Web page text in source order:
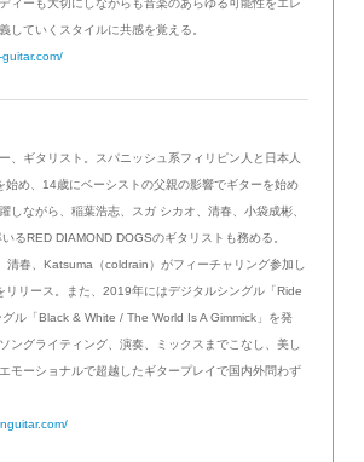
ィーも大切にしながらも音楽のあらゆる可能性をエレ
していくスタイルに共感を覚える。
、ギタリスト。スパニッシュ系フィリピン人と日本人
始め、14歳にベーシストの父親の影響でギターを始め
しながら、稲葉浩志、スガ シカオ、清春、小袋成彬、
るRED DIAMOND DOGSのギタリストも務める。
清春、Katsuma（coldrain）がフィーチャリング参加し
リリース。また、2019年にはデジタルシングル「Ride
ル「Black & White / The World Is A Gimmick」を発
ングライティング、演奏、ミックスまでこなし、美し
モーショナルで超越したギタープレイで国内外問わず